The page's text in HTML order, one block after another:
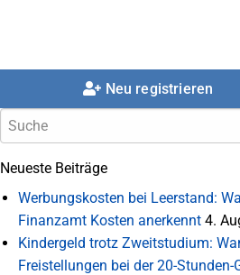
Neu registrieren
Neueste Beiträge
Werbungskosten bei Leerstand:
Finanzamt Kosten anerkennt 4.
Kindergeld trotz Zweitstudium:
Freistellungen bei der 20-Stunden-